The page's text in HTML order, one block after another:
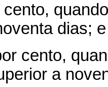
cento,
dias; e
cento,
a